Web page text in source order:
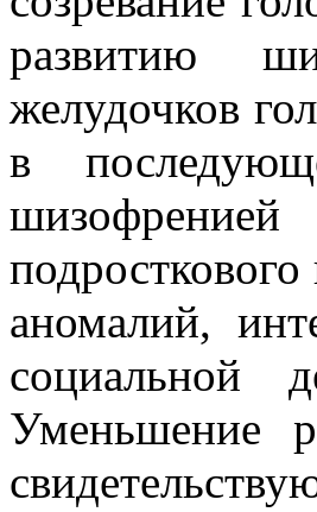
развитию
желудочков
в
аномалий,
социальной
Уменьшение